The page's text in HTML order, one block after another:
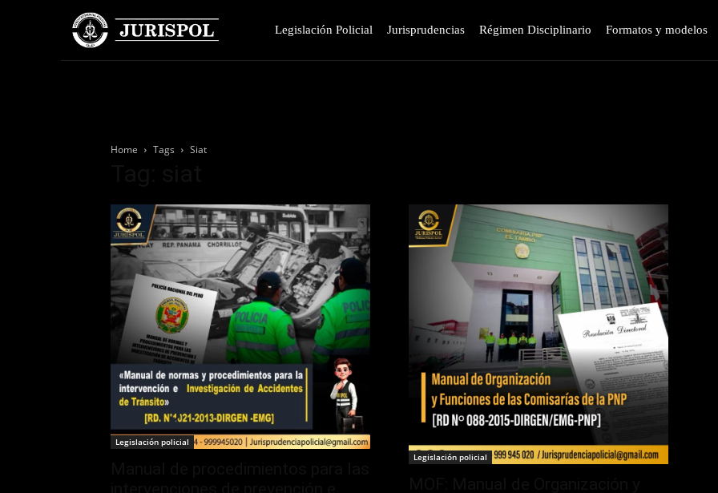
Legislación Policial Jurisprudencias Régimen Disciplinario Formatos y modelos
Home Tags Siat
Legislación policial
Legislación policial